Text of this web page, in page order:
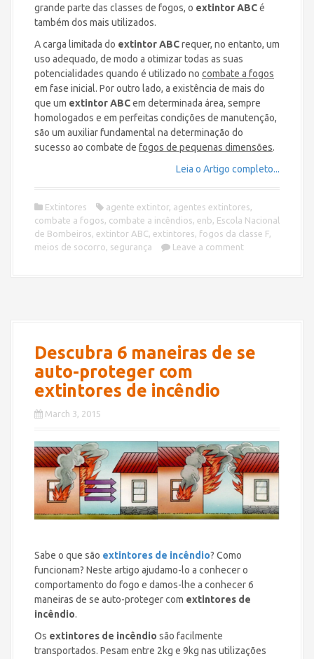
grande parte das classes de fogos, o extintor ABCé
também dos mais utilizados.
A carga limitada do extintor ABCrequer, no entanto, um
uso adequado, de modo a otimizar todas as suas
potencialidades quando é utilizado no combate a fogos
em fase inicial. Por outro lado, a existência de mais do
que um extintor ABCem determinada área, sempre
homologados e em perfeitas condições de manutenção,
são um auxiliar fundamental na determinação do
sucesso ao combate de fogos de pequenas dimensões.
Leia o Artigo completo...
Extintores agente extintor, agentes extintores,
combate a fogos, combate a incêndios, enb, Escola Nacional
de Bombeiros, extintor ABC, extintores, fogos da classe F,
meios de socorro, segurança Leave a comment
Descubra 6 maneiras de se
auto-proteger com
extintores de incêndio
March 3, 2015
Sabe o que são extintores de incêndio? Como
funcionam? Neste artigo ajudamo-lo a conhecer o
comportamento do fogo e damos-lhe a conhecer 6
maneiras de se auto-proteger com extintores de
incêndio.
Os extintores de incêndio são facilmente
transportados. Pesam entre 2kg e 9kg nas utilizações